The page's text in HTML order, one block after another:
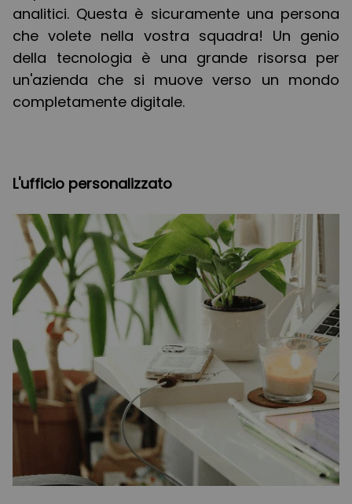
analitici. Questa è sicuramente una persona
che volete nella vostra squadra! Un genio
della tecnologia è una grande risorsa per
un'azienda che si muove verso un mondo
completamente digitale.
L'ufficio personalizzato